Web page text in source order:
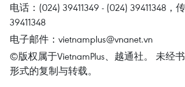
电话：(024) 39411349 - (024) 39411348，
39411348
电子邮件： vietnamplus@vnanet.vn
©版权属于VietnamPlus、越通社。 未经
形式的复制与转载。